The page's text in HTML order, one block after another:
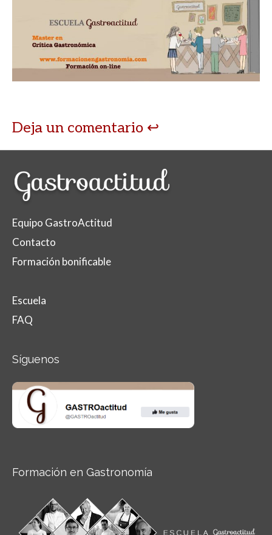
Deja un comentario
Equipo GastroActitud
Contacto
Formación bonificable
Escuela
FAQ
Síguenos
Formación en Gastronomía